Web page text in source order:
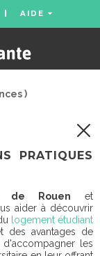
AIDE
)
PRATIQUES
de Rouen et
aider à découvrir
logement étudiant
des avantages de
les